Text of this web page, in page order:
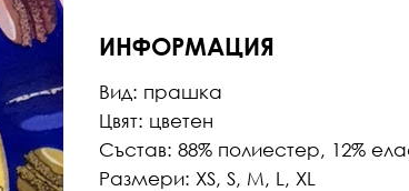
ИНФОРМАЦИЯ
Вид: прашка
Цвят: цветен
Състав: 88% полиестер, 12%
Размери: XS, S, M, L, XL